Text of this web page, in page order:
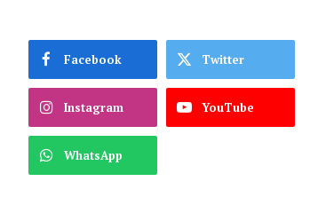
Facebook Twitter
Instagram YouTube
WhatsApp